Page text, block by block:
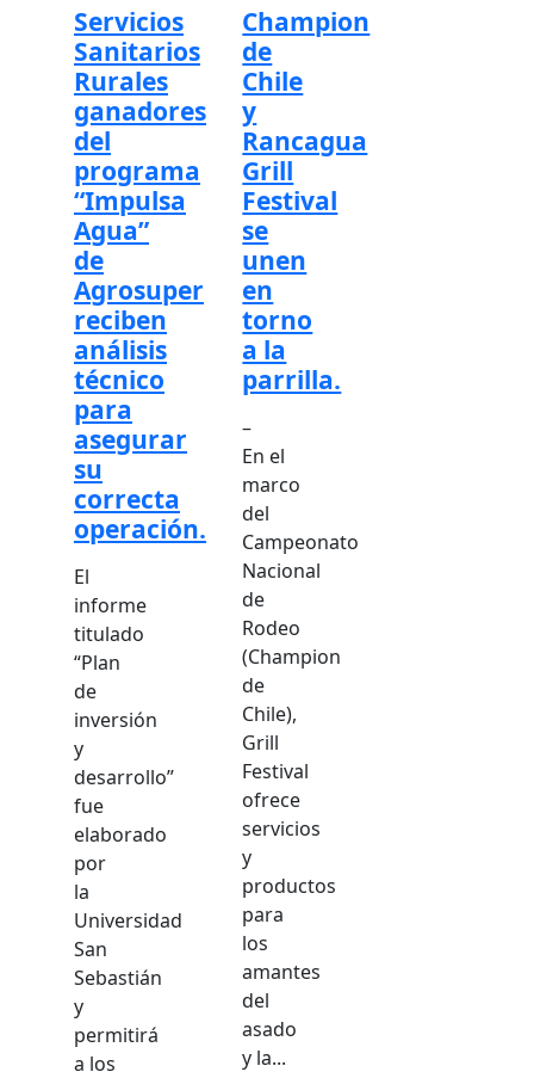
Servicios
Sanitarios
Rurales
ganadores
del
programa
“Impulsa
Agua”
de
Agrosuper
reciben
análisis
técnico
para
asegurar
su
correcta
operación.
El
informe
titulado
“Plan
de
inversión
y
desarrollo”
fue
elaborado
por
la
Universidad
San
Sebastián
y
permitirá
a los
Champion
de
Chile
y
Rancagua
Grill
Festival
se
unen
en
torno
a la
parrilla.
–
En el
marco
del
Campeonato
Nacional
de
Rodeo
(Champion
de
Chile),
Grill
Festival
ofrece
servicios
y
productos
para
los
amantes
del
asado
y la...